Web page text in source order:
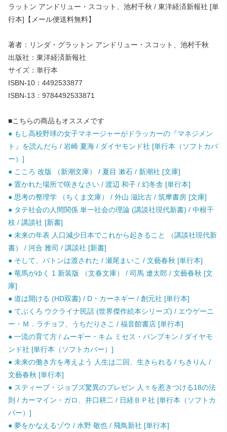
ラットン アンドリュー・スコット、池村千秋 / 東洋経済新報社 [単
行本]【メール便送料無料】
著者：リンダ・グラットン アンドリュー・スコット、池村千秋
出版社：東洋経済新報社
サイズ：単行本
ISBN-10：4492533877
ISBN-13：9784492533871
■こちらの商品もオススメです
● もし高校野球の女子マネージャーがドラッカーの『マネジメン
ト』を読んだら / 岩崎 夏海 / ダイヤモンド社 [単行本（ソフトカバ
ー）]
● こころ 改版 （新潮文庫） / 夏目 漱石 / 新潮社 [文庫]
● 置かれた場所で咲きなさい / 渡辺 和子 / 幻冬舎 [単行本]
● 思考の整理学 （ちくま文庫） / 外山 滋比古 / 筑摩書房 [文庫]
● タテ社会の人間関係 単一社会の理論 (講談社現代新書) / 中根千
枝 / 講談社 [新書]
● 未来の年表 人口減少日本でこれから起きること （講談社現代新
書） / 河合 雅司 / 講談社 [新書]
● そして、バトンは渡された / 瀬尾まいこ / 文藝春秋 [単行本]
● 竜馬がゆく 1 新装版 （文春文庫） / 司馬 遼太郎 / 文藝春秋 [文
庫]
● 道は開ける (HD双書) / D・カーネギー / 創元社 [単行本]
● てぶくろ ウクライナ民話 (世界傑作絵本シリーズ) / エウゲーニ
ー・Ｍ．ラチョフ、うちだりさこ / 福音館書店 [単行本]
● 一流の育て方 / ムーギー・キム ミセス・パンプキン / ダイヤモ
ンド社 [単行本（ソフトカバー）]
● 未来の働き方を考えよう 人生は二回、生きられる / ちきりん /
文藝春秋 [単行本]
● スティーブ・ジョブズ驚異のプレゼン 人々を惹きつける18の法
則 / カーマイン・ガロ、井口耕二 / 日経ＢＰ社 [単行本（ソフトカ
バー）]
● 夢をかなえるゾウ / 水野 敬也 / 飛鳥新社 [単行本]